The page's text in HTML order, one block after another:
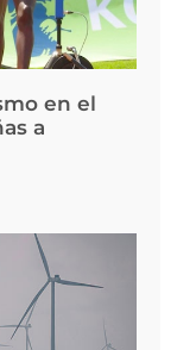
en el
a